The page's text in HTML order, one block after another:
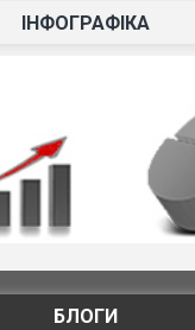
ІНФОГРАФІКА
БЛОГИ